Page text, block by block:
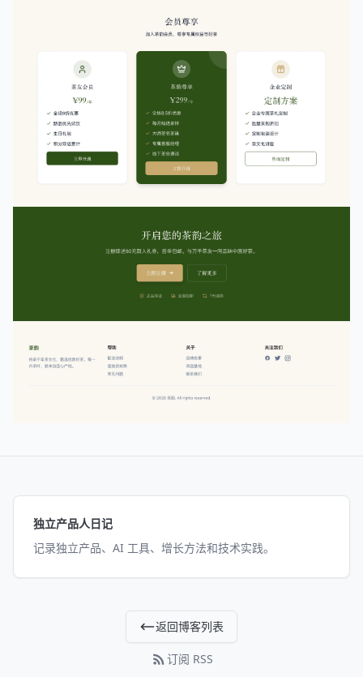
独立产品人日记
记录独立产品、AI 工具、增长方法和技术实践。
返回博客列表
订阅 RSS